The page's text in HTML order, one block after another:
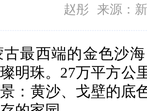
赵彤
来源：
古最西端的金色沙
明珠。27万平方公
：黄沙、戈壁的底